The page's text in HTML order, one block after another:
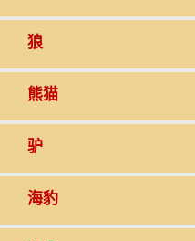
狼
熊猫
驴
海豹